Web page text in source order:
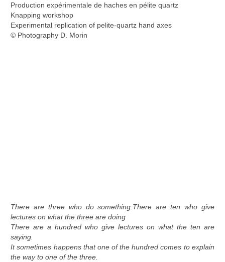
Production expérimentale de haches en pélite quartz
Knapping workshop
Experimental replication of pelite-quartz hand axes
© Photography D. Morin
There are three who do something.There are ten who give
lectures on what the three are doing
There are a hundred who give lectures on what the ten are
saying.
It sometimes happens that one of the hundred comes to explain
the way to one of the three.